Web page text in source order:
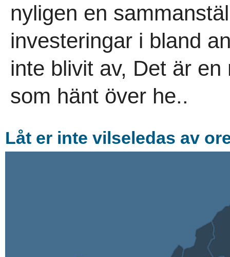
nyligen en
investeringar i bland
inte blivit av, Det är
som hänt över he..
Låt er inte vilseledas av